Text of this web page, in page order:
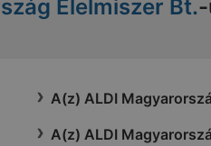
Élelmiszer Bt.
A(z) ALDI
A(z) ALDI